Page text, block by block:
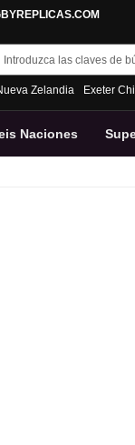
Zelandia Exeter
Naciones